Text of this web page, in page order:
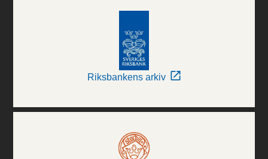
Riksbankens arkiv